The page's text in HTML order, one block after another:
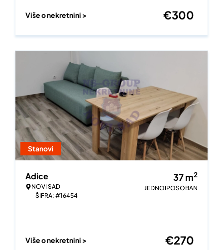
Više o nekretnini > €300
Stanovi
Adice
NOVI SAD
ŠIFRA: #16454
37m2
JEDNOIPOSOBAN
Više o nekretnini > €270